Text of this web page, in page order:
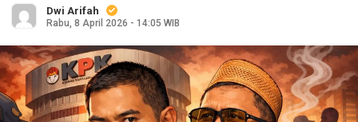
Dwi Arifah
Rabu, 8 April 2026 - 14:05 WIB